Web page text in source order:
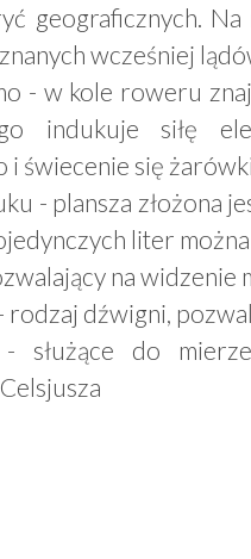
geograficznych.
wcześniej
- w kole roweru
indukuje siłę
i świecenie się
- plansza złożona
liter można
na widzenie
dźwigni,
- służące do